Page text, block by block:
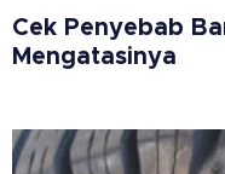
Cek Penyebab
Mengatasinya